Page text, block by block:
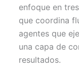
enfoque en
que coordina
agentes que
una capa de
resultados.